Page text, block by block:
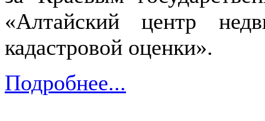
«Алтайский центр
кадастровой оценки».
Подробнее...